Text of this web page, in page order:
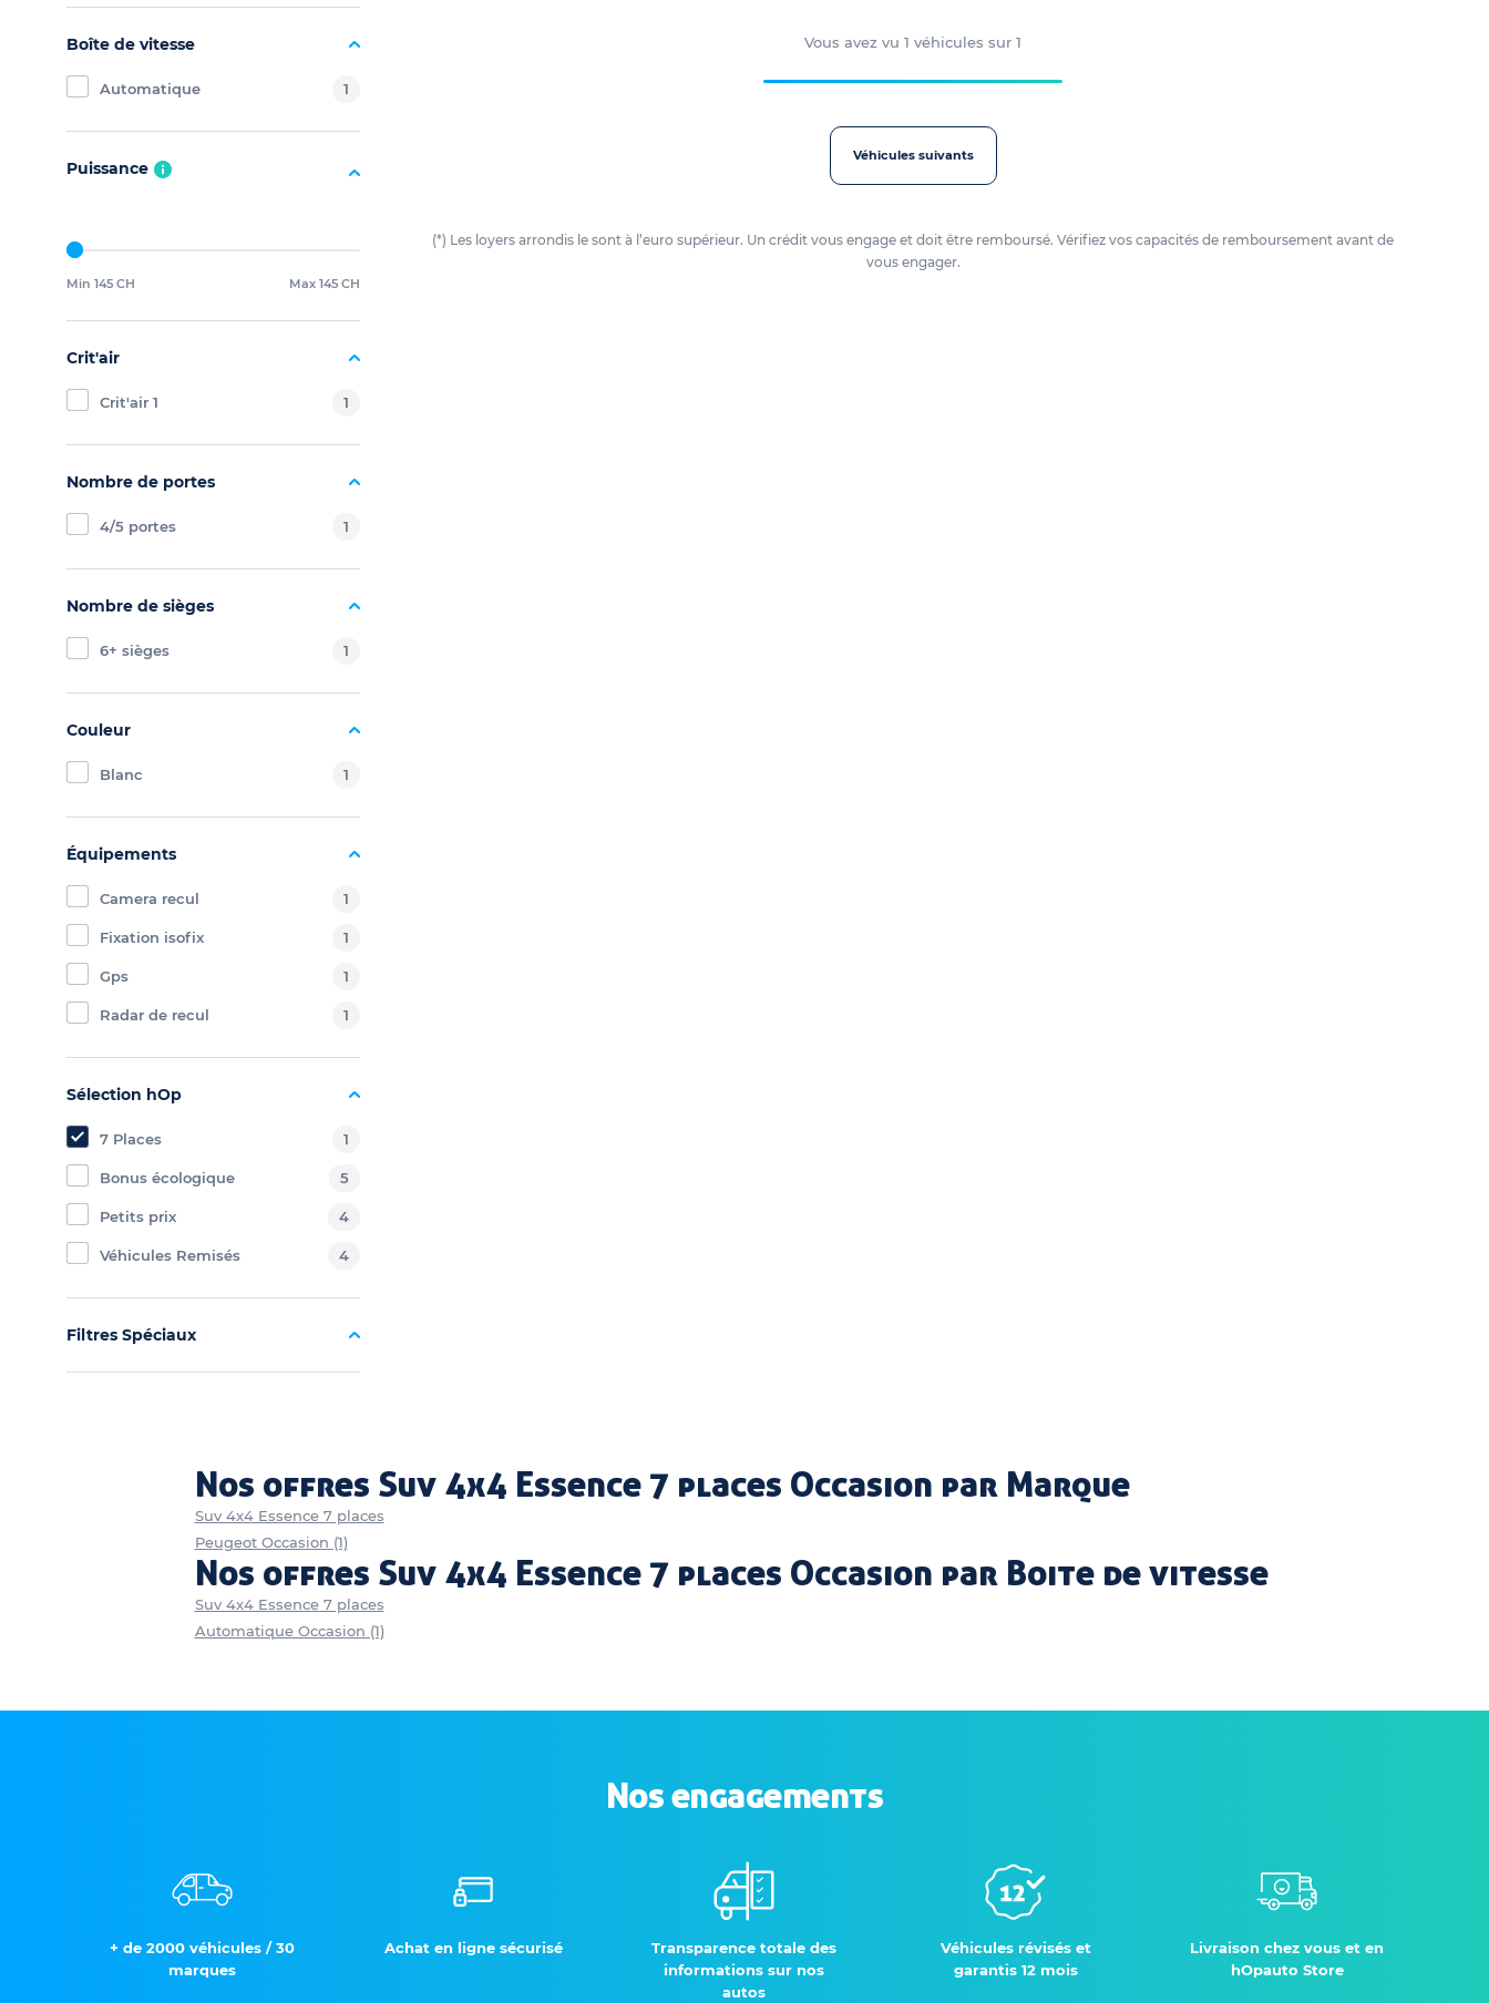
Boîte de vitesse
Automatique 1
Puissance
Min 145 CH Max 145 CH
Crit'air
Crit'air 1 1
Nombre de portes
4/5 portes 1
Nombre de sièges
6+ sièges 1
Couleur
Blanc 1
Équipements
Camera recul 1
Fixation isofix 1
Gps 1
Radar de recul 1
Sélection hOp
7 Places 1
Bonus écologique 5
Petits prix 4
Véhicules Remisés 4
Filtres Spéciaux
Vous avez vu 1véhicules sur1
Véhicules suivants
(*) Les loyers arrondis le sont à l’euro supérieur. Un crédit vous engage et doit être remboursé. Vérifiez vos capacités de remboursement avant de
vous engager.
Nos offres Suv 4x4 Essence 7 places Occasion par Marque
Suv 4x4 Essence 7 places
Peugeot Occasion (1)
Nos offres Suv 4x4 Essence 7 places Occasion par Boite de vitesse
Suv 4x4 Essence 7 places
Automatique Occasion (1)
Nos engagements
+ de 2000 véhicules / 30
marques
Achat en ligne sécurisé
Transparence totale des
informations sur nos
autos
Véhicules révisés et
garantis 12 mois
Livraison chez vous et en
hOpauto Store